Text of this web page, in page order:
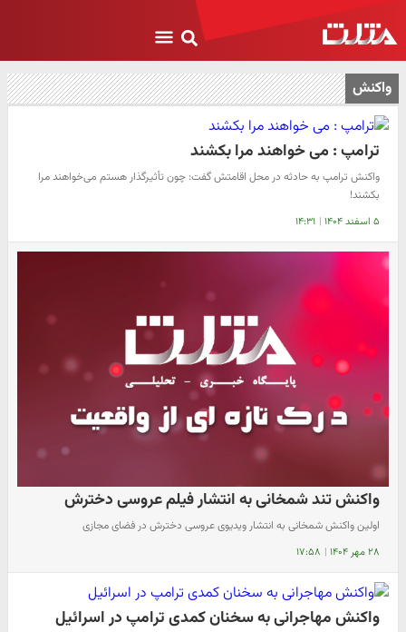
واکنش
ترامپ : می خواهند مرا بکشند
واکنش ترامپ به حادثه در محل اقامتش گفت: چون تأثیرگذار هستم می‌خواهند مرا
بکشند!
۵ اسفند ۱۴۰۴ | ۱۴:۳۱
واکنش تند شمخانی به انتشار فیلم عروسی دخترش
اولین واکنش‌ شمخانی به انتشار ویدیوی عروسی دخترش در فضای مجازی
۲۸ مهر ۱۴۰۴ | ۱۷:۵۸
واکنش مهاجرانی به سخنان کمدی ترامپ در اسرائیل